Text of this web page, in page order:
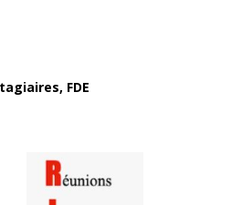
FDE